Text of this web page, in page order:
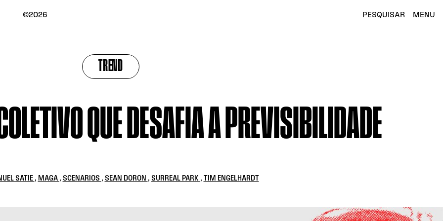
©2026 PESQUISAR MENU
TREND
QUE DESAFIA A PREVISIBILIDADE
SATIE , MAGA , SCENARIOS , SEAN DORON , SURREAL PARK , TIM ENGELHARDT